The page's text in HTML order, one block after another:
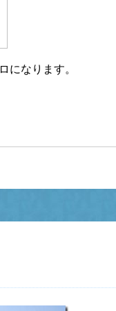
になります。